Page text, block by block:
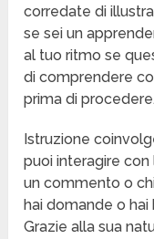
corredate di
se sei un
al tuo ritmo se
di comprendere
prima di
Istruzione
puoi interagire
un commento o
hai domande o
Grazie alla sua